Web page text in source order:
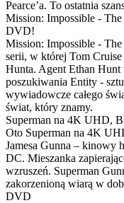
Pearce’a. To ostatnia
Mission: Impossible -
DVD!
Mission: Impossible -
serii, w której Tom
Hunta. Agent Ethan Hunt
poszukiwania Entity -
wywiadowcze całego
świat, który znamy.
Superman na 4K UHD,
Oto Superman na 4K
Jamesa Gunna – kinowy
DC. Mieszanka
wzruszeń. Superman
zakorzenioną wiarą w
DVD